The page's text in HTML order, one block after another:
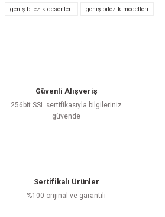
geniş bilezik desenleri geniş bilezik modelleri
Güvenli Alışveriş
256bit SSL sertifikasıyla bilgileriniz
güvende
Sertifikalı Ürünler
%100 orijinal ve garantili